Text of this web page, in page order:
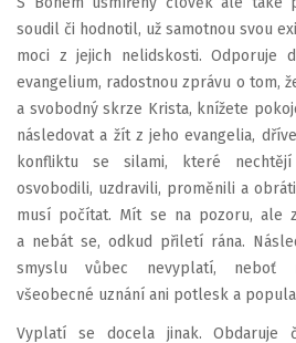
soudil či hodnotil, už samotnou svou
moci z jejich nelidskosti. Odporuje
evangelium, radostnou zprávu o tom,
a svobodný skrze Krista, knížete
následovat a žít z jeho evangelia,
konfliktu se silami, které
osvobodili, uzdravili, proměnili a
musí počítat. Mít se na pozoru, ale
a nebát se, odkud přiletí rána.
smyslu vůbec nevyplatí, neboť
všeobecné uznání ani potlesk a
Vyplatí se docela jinak. Obdaruje